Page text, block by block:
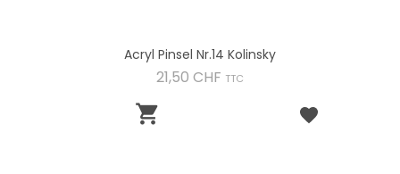
Acryl Pinsel Nr.14 Kolinsky
21,50 CHF Preis
TTC
